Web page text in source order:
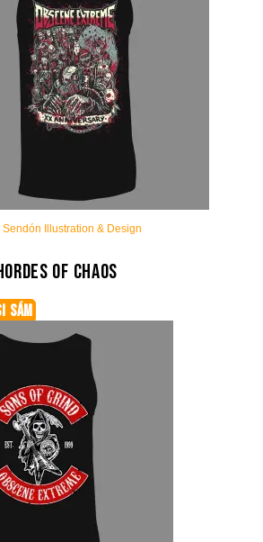
Illustration & Design
Of Chaos
SÁM